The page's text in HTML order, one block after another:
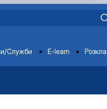
Служби E-learn
медицина»